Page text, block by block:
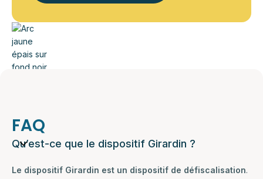
FAQ
Qu’est-ce que le dispositif Girardin ?
Le dispositif Girardin est un dispositif de défiscalisation.